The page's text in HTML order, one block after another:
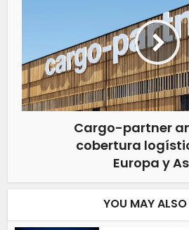
Cargo-partner
cobertura
Europa y
YOU MAY ALSO